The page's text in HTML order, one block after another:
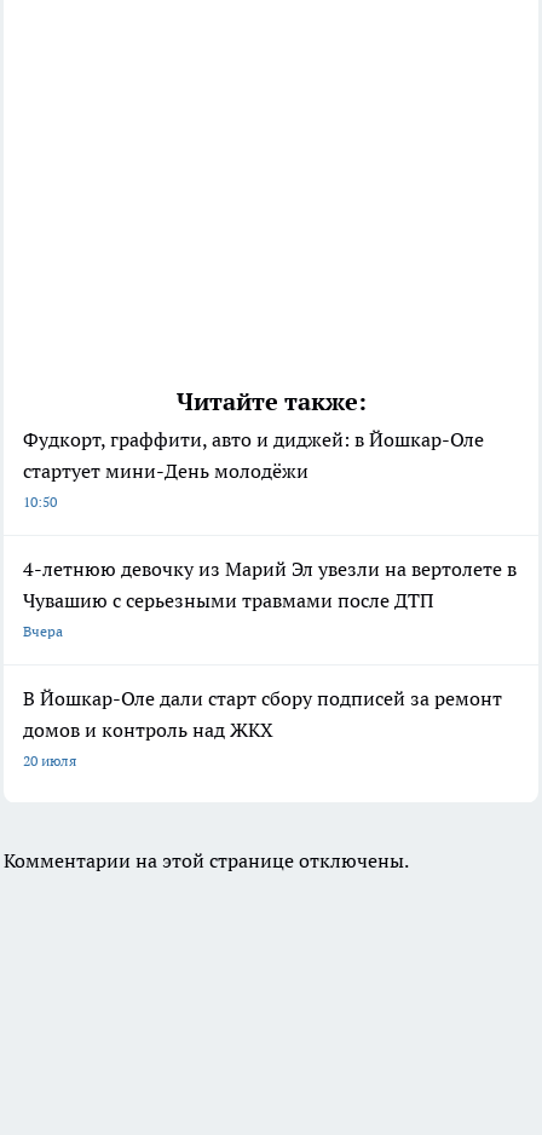
Читайте также:
Фудкорт, граффити, авто и диджей: в Йошкар-Оле
стартует мини-День молодёжи
10:50
4-летнюю девочку из Марий Эл увезли на вертолете в
Чувашию с серьезными травмами после ДТП
Вчера
В Йошкар-Оле дали старт сбору подписей за ремонт
домов и контроль над ЖКХ
20 июля
Комментарии на этой странице отключены.